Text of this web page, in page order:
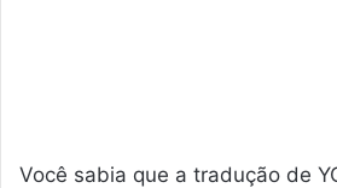
Você sabia que a tradução de